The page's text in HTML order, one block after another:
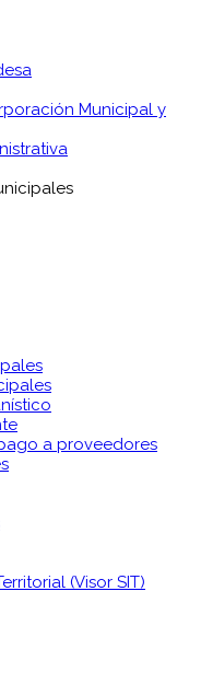
Municipal y
a proveedores
(Visor SIT)